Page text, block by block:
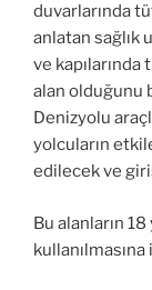
duvarlarında
anlatan sağlık
ve
alan olduğunu
Denizyolu
yolcuların
edilecek ve
Bu alanların